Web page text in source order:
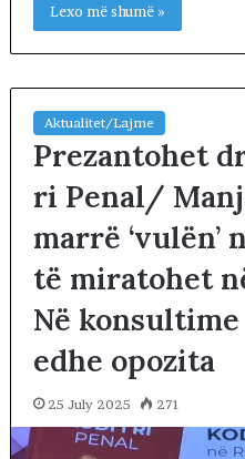
Lexo më shumë »
Aktualitet/Lajme
Prezantohet
ri Penal/
marrë ‘vulën’
të miratohet
Në
edhe opozita
25 July 2025 271